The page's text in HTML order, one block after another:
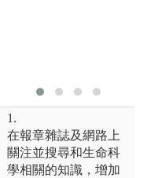
1.
在報章雜誌及網路上
關注並搜尋和生命科
學相關的知識，增加